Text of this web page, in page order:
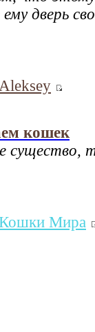
дверь
Aleksey
кошек
существо,
Мира